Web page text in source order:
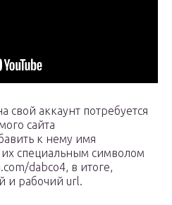
свой аккаунт потребуется
сайта
к нему имя
их специальным символом
dabco4, в итоге,
и рабочий url.